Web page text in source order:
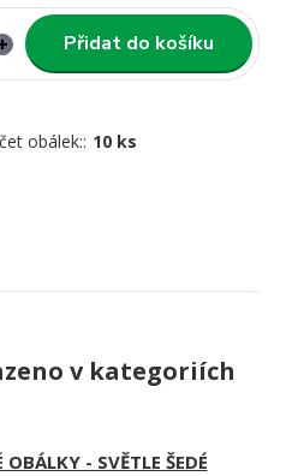
Přidat do košíku
obálek:: 10 ks
v kategoriích
OBÁLKY - SVĚTLE ŠEDÉ